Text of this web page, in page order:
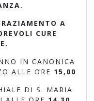
A
CURE
IN CANONICA
ALLE ORE 15,00
DI S. MARIA